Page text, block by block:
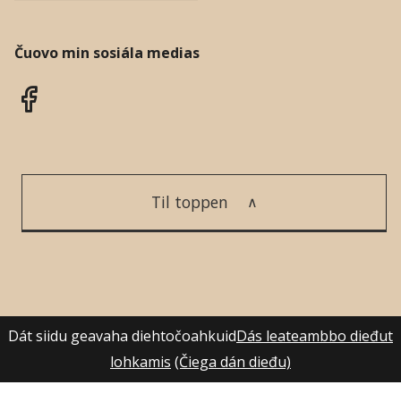
Čuovo min sosiála medias
Til toppen
Dát siidu geavaha diehtočoahkuidDás leateambbo dieđut
lohkamis (Čiega dán dieđu)